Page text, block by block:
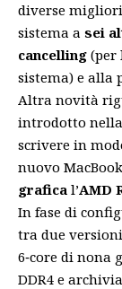
diverse
sistema a sei
cancelling (per
sistema) e alla
Altra novità
introdotto nella
scrivere in
nuovo
grafica l’AMD
In fase di
tra due
6‑core di nona
DDR4 e